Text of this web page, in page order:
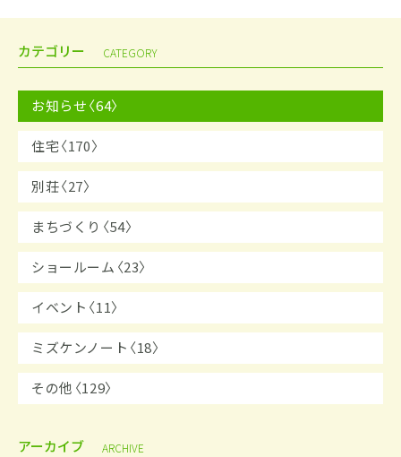
カテゴリー CATEGORY
お知らせ〈64〉
住宅〈170〉
別荘〈27〉
まちづくり〈54〉
ショールーム〈23〉
イベント〈11〉
ミズケンノート〈18〉
その他〈129〉
アーカイブ ARCHIVE